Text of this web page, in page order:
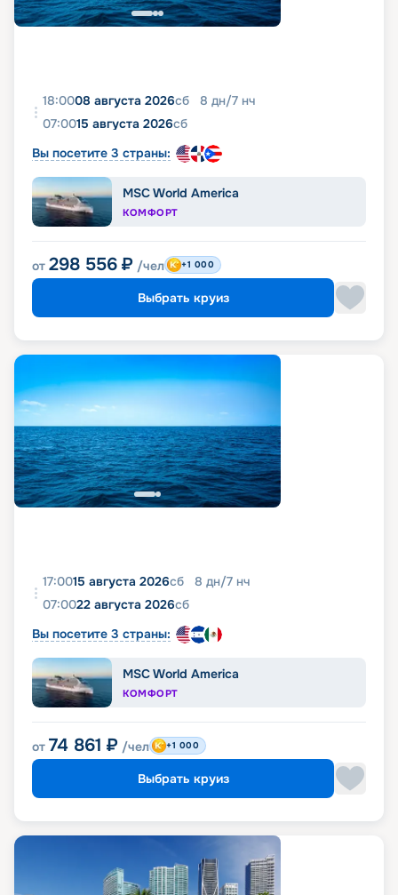
18:0008 августа 2026сб 8 дн/7 нч
07:0015 августа 2026сб
Вы посетите 3 страны:
MSC World America
КОМФОРТ
от 298 556 ₽ /чел +1 000
Выбрать круиз
17:0015 августа 2026сб 8 дн/7 нч
07:0022 августа 2026сб
Вы посетите 3 страны:
MSC World America
КОМФОРТ
от 74 861 ₽ /чел +1 000
Выбрать круиз